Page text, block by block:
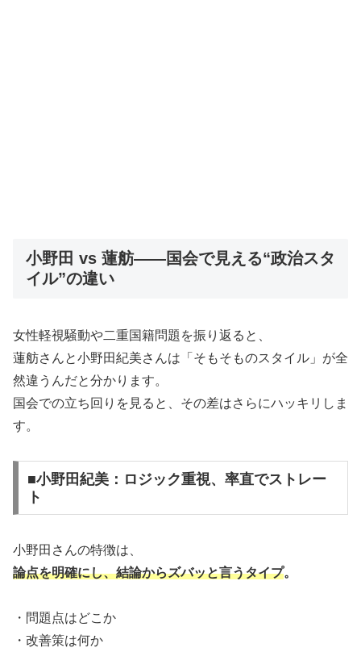
小野田 vs 蓮舫——国会で見える“政治スタ
イル”の違い
女性軽視騒動や二重国籍問題を振り返ると、
蓮舫さんと小野田紀美さんは「そもそものスタイル」が全
然違うんだと分かります。
国会での立ち回りを見ると、その差はさらにハッキリしま
す。
■小野田紀美：ロジック重視、率直でストレー
ト
小野田さんの特徴は、
論点を明確にし、結論からズバッと言うタイプ。
・問題点はどこか
・改善策は何か